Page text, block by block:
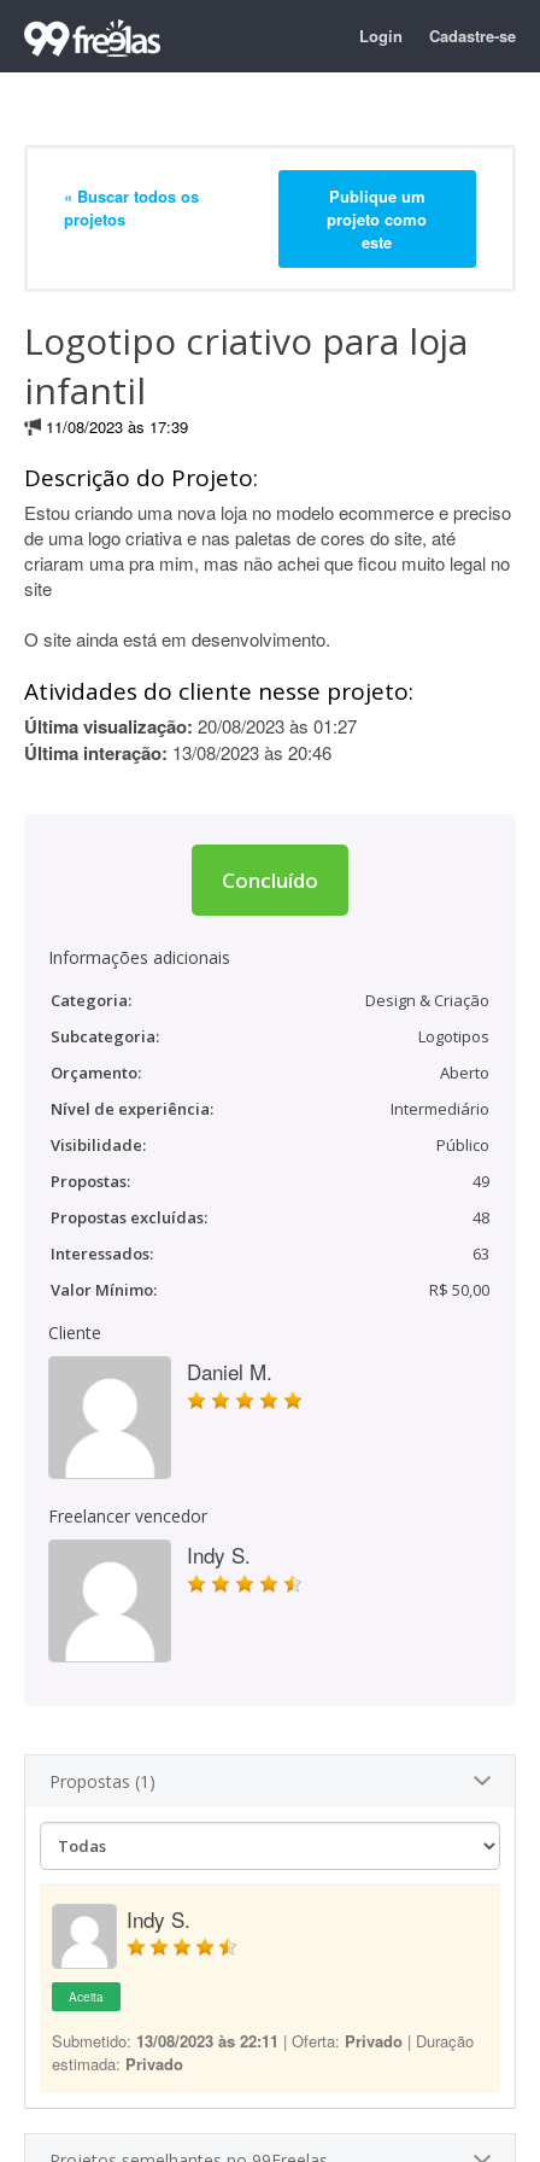
Login Cadastre-se
« Buscar todos os
projetos
Publique um
projeto como
este
Logotipo criativo para loja
infantil
11/08/2023 às 17:39
Descrição do Projeto:
Estou criando uma nova loja no modelo ecommerce e preciso
de uma logo criativa e nas paletas de cores do site, até
criaram uma pra mim, mas não achei que ficou muito legal no
site
O site ainda está em desenvolvimento.
Atividades do cliente nesse projeto:
Última visualização: 20/08/2023 às 01:27
Última interação: 13/08/2023 às 20:46
Concluído
Informações adicionais
Categoria:
Design & Criação
Subcategoria:
Logotipos
Orçamento:
Aberto
Nível de experiência:
Intermediário
Visibilidade:
Público
Propostas:
49
Propostas excluídas:
48
Interessados:
63
Valor Mínimo:
R$ 50,00
Cliente
Daniel M.
Freelancer vencedor
Indy S.
Propostas (1)
Indy S.
Aceita
Submetido: 13/08/2023 às 22:11 | Oferta: Privado | Duração
estimada: Privado